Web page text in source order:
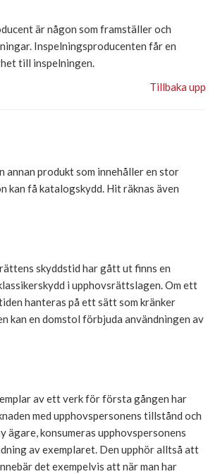
är någon som framställer och
Inspelningsproducenten får en
till inspelningen.
Tillbaka upp
annan produkt som innehåller en stor
kan få katalogskydd. Hit räknas även
skyddstid har gått ut finns en
i upphovsrättslagen. Om ett
hanteras på ett sätt som kränker
kan en domstol förbjuda användningen av
av ett verk för första gången har
med upphovspersonens tillstånd och
ägare, konsumeras upphovspersonens
av exemplaret. Den upphör alltså att
det exempelvis att när man har